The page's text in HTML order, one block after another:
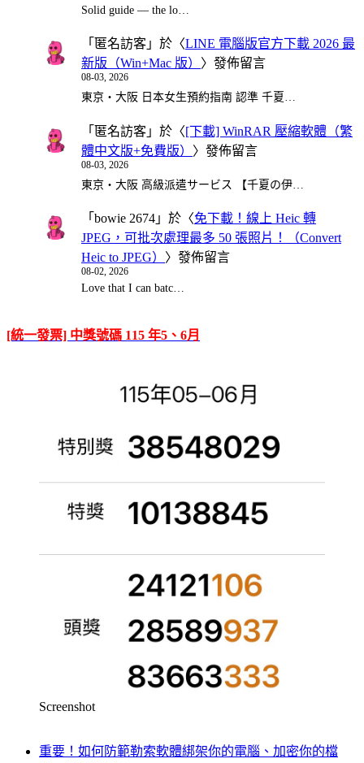
Solid guide — the lo…
「 匿名訪客 」於〈LINE 電腦版官方下載 2026 最
新版（Win+Mac 版） 〉發佈留言
08-03, 2026
東京・大阪 日本女生預約指南 認準 千夏…
「 匿名訪客 」於〈[下載] WinRAR 壓縮軟體（繁
體中文版+免費版） 〉發佈留言
08-03, 2026
東京・大阪 高級派遣サービス 【千夏の伊…
「 bowie 2674 」於〈免下載！線上 Heic 轉
JPEG，可批次處理最多 50 張照片！（Convert
Heic to JPEG） 〉發佈留言
08-02, 2026
Love that I can batc…
[統一發票] 中獎號碼 115 年5、6月
Screenshot
重要！如何防範勒索軟體綁架你的電腦、加密你的檔